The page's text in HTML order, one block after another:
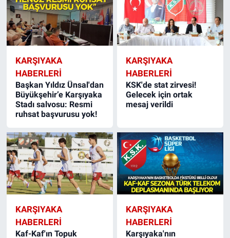
KARŞIYAKA
HABERLERI
Başkan Yıldız Ünsal'dan
Büyükşehir’e Karşıyaka
Stadı salvosu: Resmi
ruhsat başvurusu yok!
KARŞIYAKA
HABERLERI
KSK'de stat zirvesi!
Gelecek için ortak
mesaj verildi
KARŞIYAKA
HABERLERI
Kaf-Kaf'ın Topuk
KARŞIYAKA
HABERLERI
Karşıyaka'nın